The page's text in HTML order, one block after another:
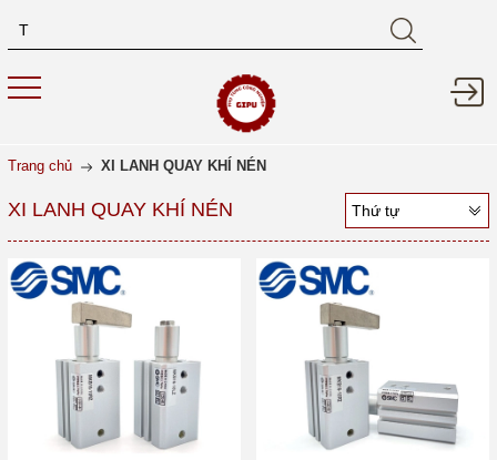
Trang chủ XI LANH QUAY KHÍ NÉN
XI LANH QUAY KHÍ NÉN Thứ tự